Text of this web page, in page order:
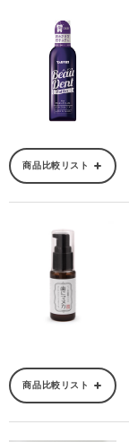
商品比較リスト
商品比較リスト